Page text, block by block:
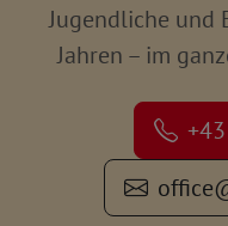
Jugendliche und
Jahren – im